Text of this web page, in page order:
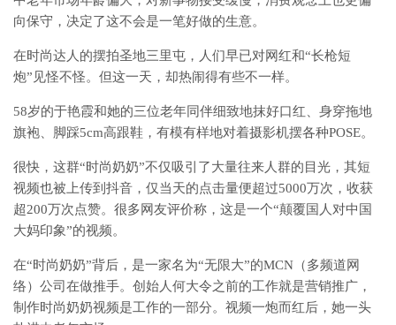
向保守，决定了这不会是一笔好做的生意。
在时尚达人的摆拍圣地三里屯，人们早已对网红和“长枪短
炮”见怪不怪。但这一天，却热闹得有些不一样。
58岁的于艳霞和她的三位老年同伴细致地抹好口红、身穿拖地
旗袍、脚踩5cm高跟鞋，有模有样地对着摄影机摆各种POSE。
很快，这群“时尚奶奶”不仅吸引了大量往来人群的目光，其短
视频也被上传到抖音，仅当天的点击量便超过5000万次，收获
超200万次点赞。很多网友评价称，这是一个“颠覆国人对中国
大妈印象”的视频。
在“时尚奶奶”背后，是一家名为“无限大”的MCN（多频道网
络）公司在做推手。创始人何大令之前的工作就是营销推广，
制作时尚奶奶视频是工作的一部分。视频一炮而红后，她一头